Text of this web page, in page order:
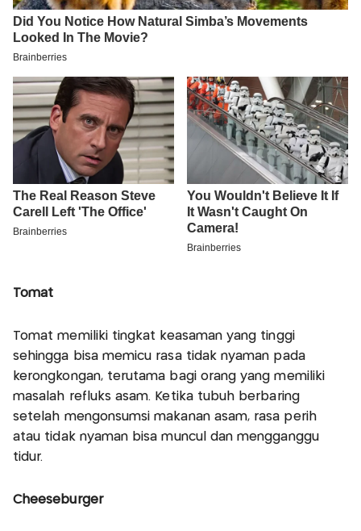
Tomat
Tomat memiliki tingkat keasaman yang tinggi
sehingga bisa memicu rasa tidak nyaman pada
kerongkongan, terutama bagi orang yang memiliki
masalah refluks asam. Ketika tubuh berbaring
setelah mengonsumsi makanan asam, rasa perih
atau tidak nyaman bisa muncul dan mengganggu
tidur.
Cheeseburger